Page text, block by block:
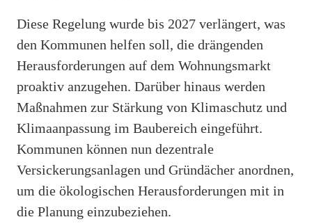
Diese Regelung wurde bis 2027 verlängert, was
den Kommunen helfen soll, die drängenden
Herausforderungen auf dem Wohnungsmarkt
proaktiv anzugehen. Darüber hinaus werden
Maßnahmen zur Stärkung von Klimaschutz und
Klimaanpassung im Baubereich eingeführt.
Kommunen können nun dezentrale
Versickerungsanlagen und Gründächer anordnen,
um die ökologischen Herausforderungen mit in
die Planung einzubeziehen.